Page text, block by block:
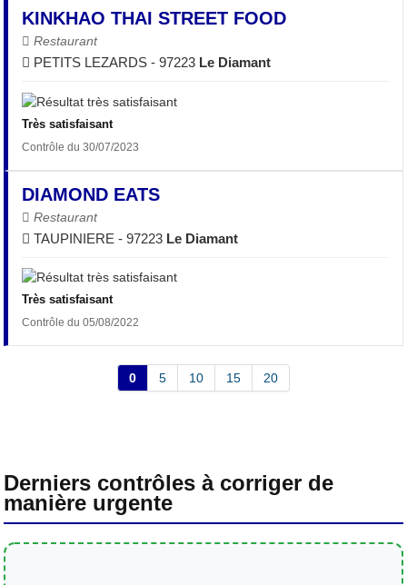
KINKHAO THAI STREET FOOD
Restaurant
PETITS LEZARDS - 97223 Le Diamant
Très satisfaisant
Contrôle du 30/07/2023
DIAMOND EATS
Restaurant
TAUPINIERE - 97223 Le Diamant
Très satisfaisant
Contrôle du 05/08/2022
0 5 10 15 20
Derniers contrôles à corriger de
manière urgente